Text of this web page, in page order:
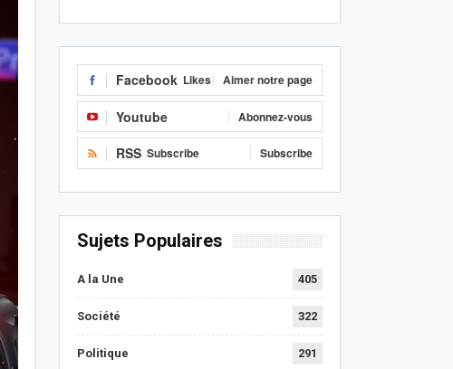
Facebook Likes Aimer notre page
Youtube Abonnez-vous
RSS Subscribe Subscribe
Sujets Populaires
A la Une 405
Société 322
Politique 291